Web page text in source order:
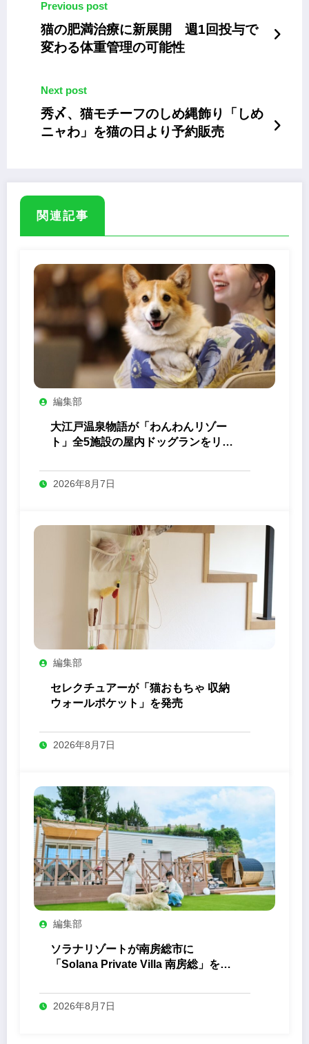
Previous post
猫の肥満治療に新展開 週1回投与で
変わる体重管理の可能性
Next post
秀〆、猫モチーフのしめ縄飾り「しめ
ニャわ」を猫の日より予約販売
関連記事
編集部
大江戸温泉物語が「わんわんリゾー
ト」全5施設の屋内ドッグランをリニ
2026年8月7日
編集部
セレクチュアーが「猫おもちゃ 収納
ウォールポケット」を発売
2026年8月7日
編集部
ソラナリゾートが南房総市に
「Solana Private Villa 南房総」を開
2026年8月7日